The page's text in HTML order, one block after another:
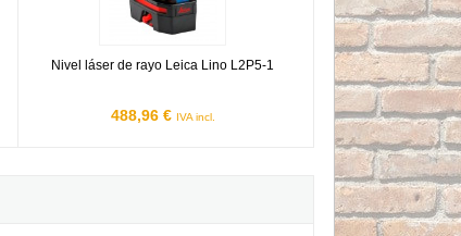
Nivel láser de rayo Leica Lino L2P5-1
488,96 € IVA incl.